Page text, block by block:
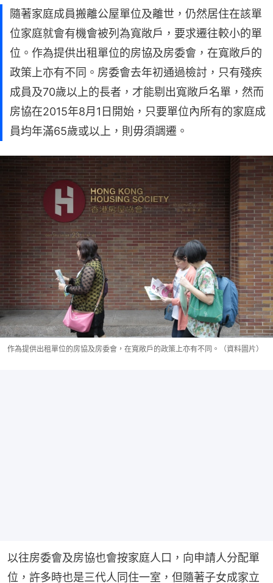
隨著家庭成員搬離公屋單位及離世，仍然居住在該單
位家庭就會有機會被列為寬敞戶，要求遷往較小的單
位。作為提供出租單位的房協及房委會，在寬敞戶的
政策上亦有不同。房委會去年初通過檢討，只有殘疾
成員及70歲以上的長者，才能剔出寬敞戶名單，然而
房協在2015年8月1日開始，只要單位內所有的家庭成
員均年滿65歲或以上，則毋須調遷。
作為提供出租單位的房協及房委會，在寬敞戶的政策上亦有不同。（資料圖片）
以往房委會及房協也會按家庭人口，向申請人分配單
位，許多時也是三代人同住一室，但隨著子女成家立